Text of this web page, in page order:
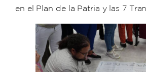
en el Plan de la Patria y las 7